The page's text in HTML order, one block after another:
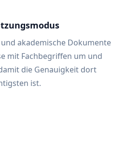
akademische Dokumente
mit Fachbegriffen um und
die Genauigkeit dort
ist.